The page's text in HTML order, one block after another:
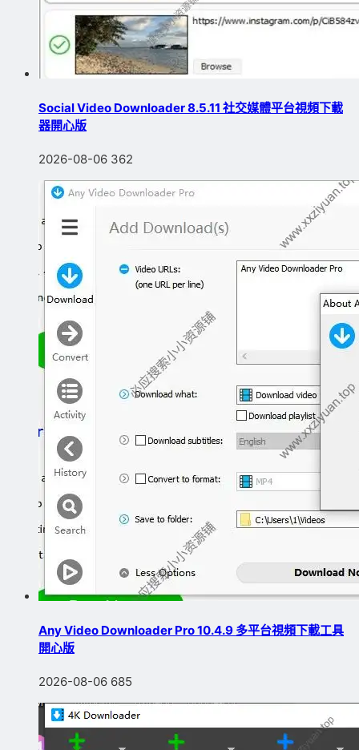
Social Video Downloader 8.5.11 社交媒體平台視頻下載
器開心版
2026-08-06 362
Any Video Downloader Pro 10.4.9 多平台視頻下載工具
開心版
2026-08-06 685